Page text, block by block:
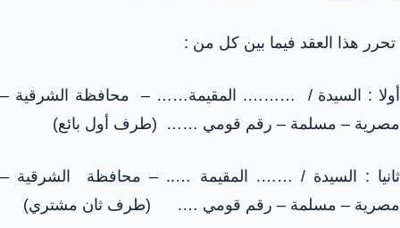
تحرر هذا العقد فيما بين كل من :
أولا : السيدة / ………. المقيمة…… – محافظة الشرقية –
مصرية – مسلمة – رقم قومي …… (طرف أول بائع)
ثانيا : السيدة / ……. المقيمة ….. – محافظة الشرقية –
مصرية – مسلمة – رقم قومي …. (طرف ثان مشتري)